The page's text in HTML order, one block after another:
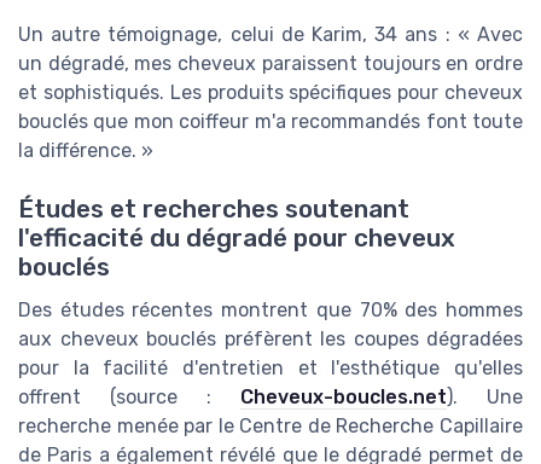
Un autre témoignage, celui de Karim, 34 ans : « Avec
un dégradé, mes cheveux paraissent toujours en ordre
et sophistiqués. Les produits spécifiques pour cheveux
bouclés que mon coiffeur m'a recommandés font toute
la différence. »
Études et recherches soutenant
l'efficacité du dégradé pour cheveux
bouclés
Des études récentes montrent que 70% des hommes
aux cheveux bouclés préfèrent les coupes dégradées
pour la facilité d'entretien et l'esthétique qu'elles
offrent (source : Cheveux-boucles.net). Une
recherche menée par le Centre de Recherche Capillaire
de Paris a également révélé que le dégradé permet de